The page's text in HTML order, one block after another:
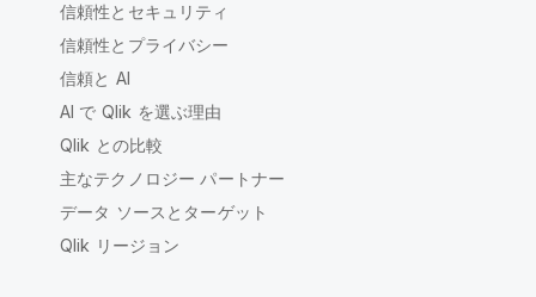
信頼性とセキュリティ
信頼性とプライバシー
信頼と AI
AI で Qlik を選ぶ理由
Qlik との比較
主なテクノロジー パートナー
データ ソースとターゲット
Qlik リージョン